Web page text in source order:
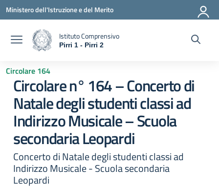
Vai ai contenuti
Vai al menu di navigazione
Vai al footer
Ministero dell'Istruzione e del Merito
Istituto Comprensivo
Pirri 1 - Pirri 2
Circolare 164
Circolare n° 164 – Concerto di
Natale degli studenti classi ad
Indirizzo Musicale – Scuola
secondaria Leopardi
Concerto di Natale degli studenti classi ad
Indirizzo Musicale - Scuola secondaria
Leopardi